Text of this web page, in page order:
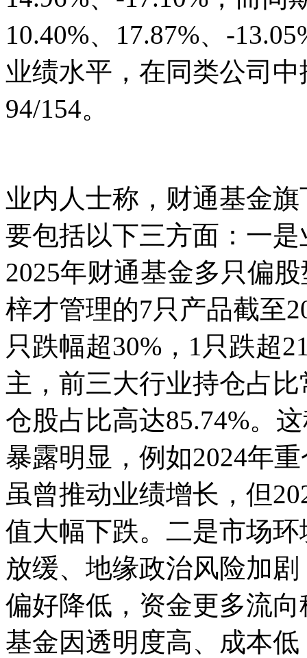
10.40%、17.87%、-
业绩水平，在同类公司中
94/154。
业内人士称，财通基金
要包括以下三方面：一
2025年财通基金多只偏
梓才管理的7只产品截至
只跌幅超30%，1只跌超
主，前三大行业持仓占
仓股占比高达85.74%。
暴露明显，例如2024年
虽曾推动业绩增长，但
值大幅下跌。二是市场
放缓、地缘政治风险加
偏好降低，资金更多流
基金因透明度高、成本